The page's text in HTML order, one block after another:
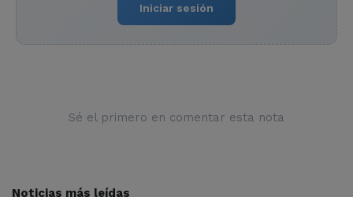
Iniciar sesión
Sé el primero en comentar esta nota
Noticias más leídas